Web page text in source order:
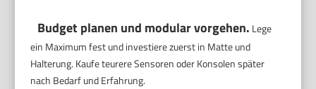
Budget planen und modular vorgehen. Lege
ein Maximum fest und investiere zuerst in Matte und
Halterung. Kaufe teurere Sensoren oder Konsolen später
nach Bedarf und Erfahrung.